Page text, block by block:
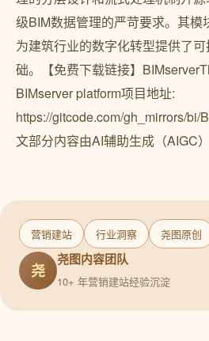
级BIM数据管理的严苛要求。其模
为建筑行业的数字化转型提供了
础。【免费下载链接】
BIMserver platform项目地址:
https://gitcode.com/gh_mirrors/bi/
文部分内容由AI辅助生成（AIGC
营销建站 行业洞察 尧图原创
尧
尧图内容团队
10+ 年营销建站经验沉淀